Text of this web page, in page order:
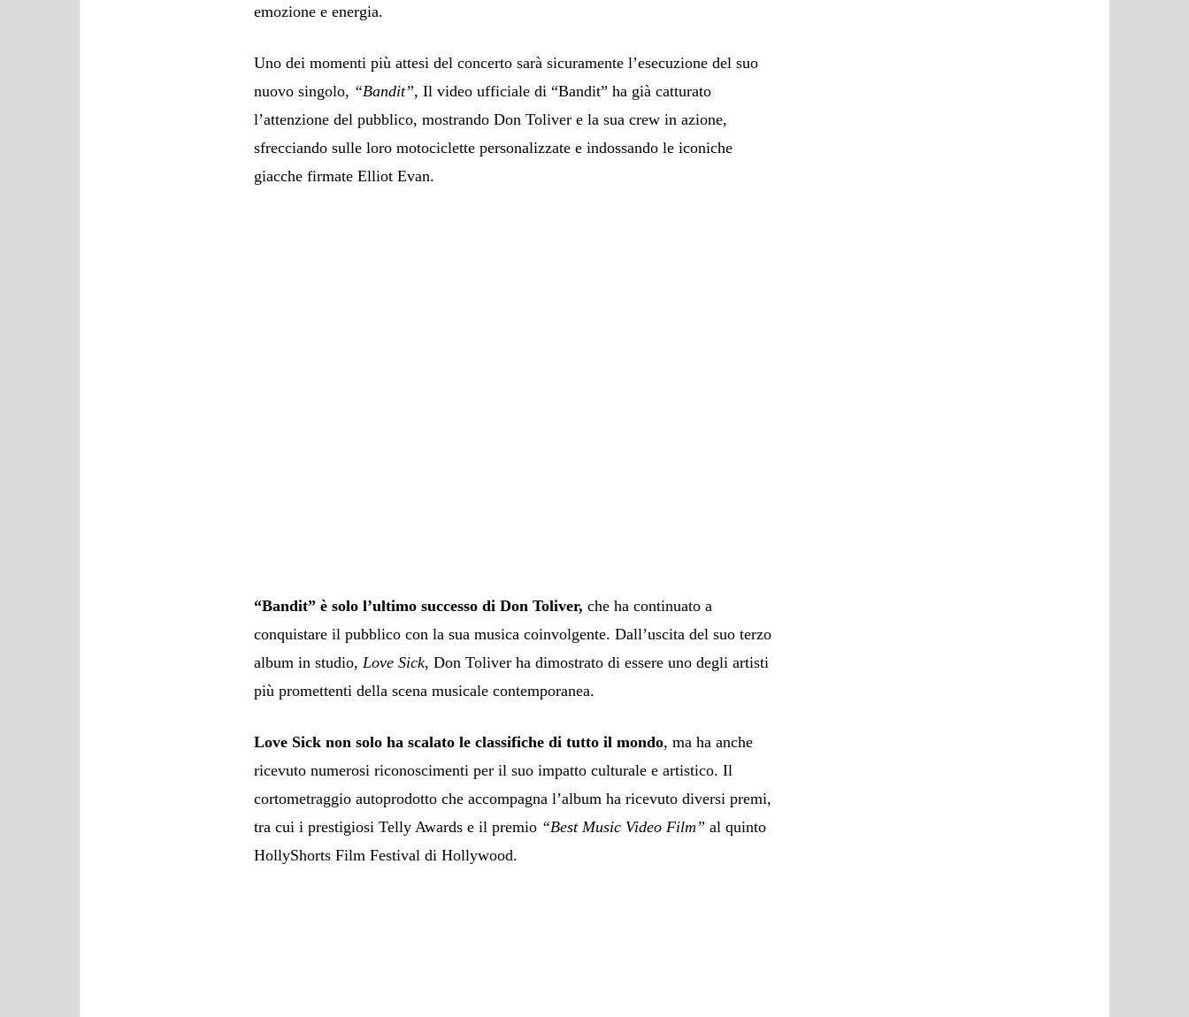
emozione e energia.
Uno dei momenti più attesi del concerto sarà sicuramente l’esecuzione del suo
nuovo singolo, “Bandit”, Il video ufficiale di “Bandit” ha già catturato
l’attenzione del pubblico, mostrando Don Toliver e la sua crew in azione,
sfrecciando sulle loro motociclette personalizzate e indossando le iconiche
giacche firmate Elliot Evan.
“Bandit” è solo l’ultimo successo di Don Toliver, che ha continuato a
conquistare il pubblico con la sua musica coinvolgente. Dall’uscita del suo terzo
album in studio, Love Sick, Don Toliver ha dimostrato di essere uno degli artisti
più promettenti della scena musicale contemporanea.
Love Sick non solo ha scalato le classifiche di tutto il mondo, ma ha anche
ricevuto numerosi riconoscimenti per il suo impatto culturale e artistico. Il
cortometraggio autoprodotto che accompagna l’album ha ricevuto diversi premi,
tra cui i prestigiosi Telly Awards e il premio “Best Music Video Film” al quinto
HollyShorts Film Festival di Hollywood.